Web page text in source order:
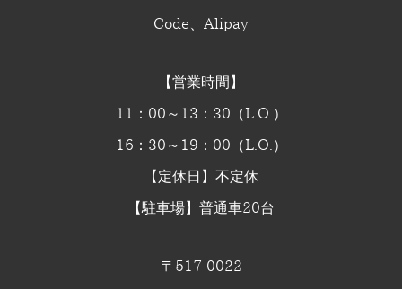
Code、Alipay
【営業時間】
11：00～13：30（L.O.）
16：30～19：00（L.O.）
【定休日】不定休
【駐車場】普通車20台
〒517-0022